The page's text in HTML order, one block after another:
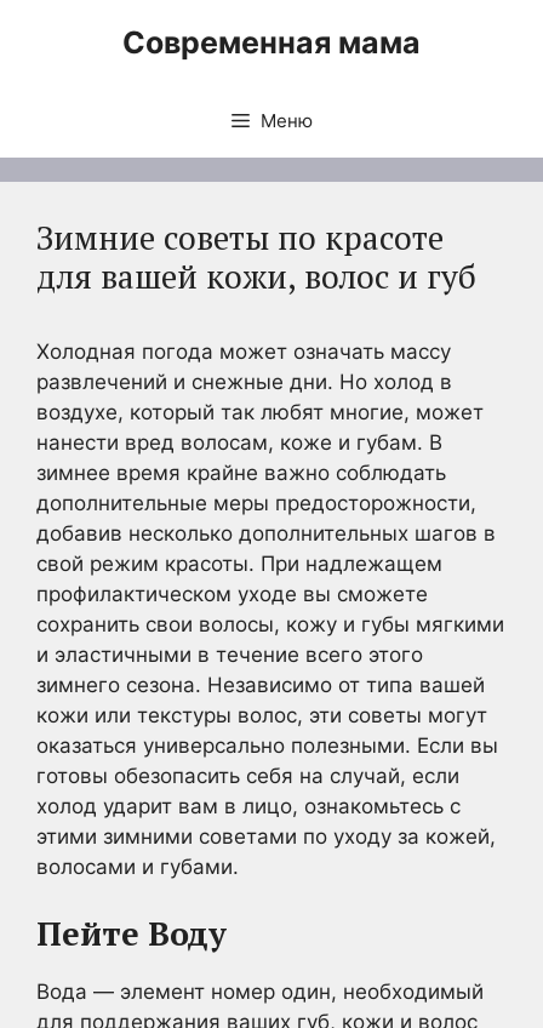
Современная мама
Меню
Зимние советы по красоте
для вашей кожи, волос и губ
Холодная погода может означать массу
развлечений и снежные дни. Но холод в
воздухе, который так любят многие, может
нанести вред волосам, коже и губам. В
зимнее время крайне важно соблюдать
дополнительные меры предосторожности,
добавив несколько дополнительных шагов в
свой режим красоты. При надлежащем
профилактическом уходе вы сможете
сохранить свои волосы, кожу и губы мягкими
и эластичными в течение всего этого
зимнего сезона. Независимо от типа вашей
кожи или текстуры волос, эти советы могут
оказаться универсально полезными. Если вы
готовы обезопасить себя на случай, если
холод ударит вам в лицо, ознакомьтесь с
этими зимними советами по уходу за кожей,
волосами и губами.
Пейте Воду
Вода — элемент номер один, необходимый
для поддержания ваших губ, кожи и волос